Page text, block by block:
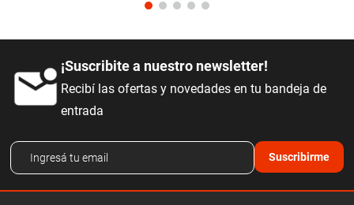
¡Suscribite a nuestro newsletter!
Recibí las ofertas y novedades en tu bandeja de
entrada
Suscribirme